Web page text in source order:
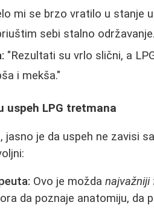
mi se brzo vratilo u stanje
sebi stalno
"Rezultati su vrlo slični, a
i mekša."
LPG tretmana
jasno je da uspeh ne zavisi
Ovo je moždanajvažniji
da poznaje anatomiju, da